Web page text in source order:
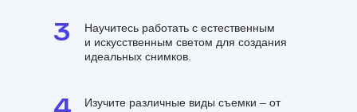
4
3
Научитесь работать с естественным
и искусственным светом для создания
идеальных снимков.
Изучите различные виды съемки – от